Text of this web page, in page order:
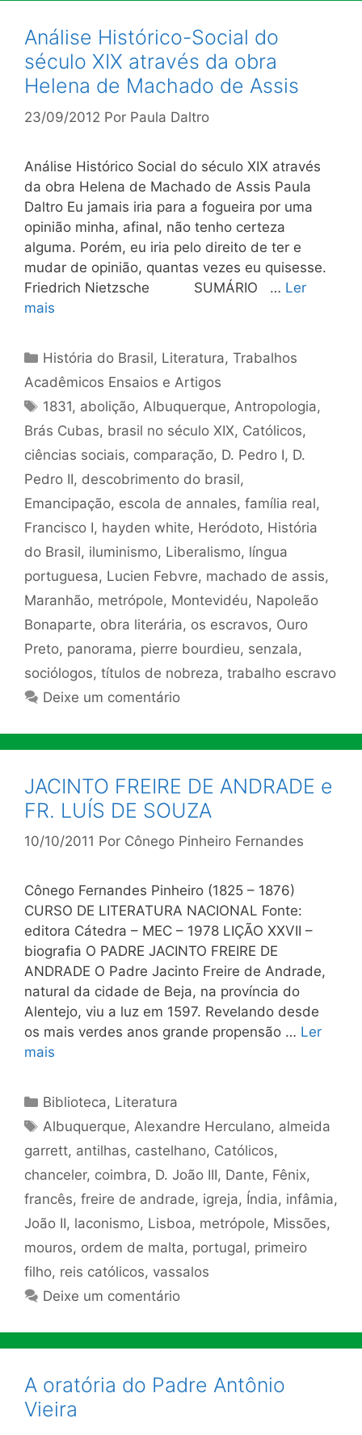
Análise Histórico-Social do
século XIX através da obra
Helena de Machado de Assis
23/09/2012 Por Paula Daltro
Análise Histórico Social do século XIX através
da obra Helena de Machado de Assis Paula
Daltro Eu jamais iria para a fogueira por uma
opinião minha, afinal, não tenho certeza
alguma. Porém, eu iria pelo direito de ter e
mudar de opinião, quantas vezes eu quisesse.
Friedrich Nietzsche SUMÁRIO … Ler
mais
Categorias
História do Brasil, Literatura,Trabalhos
Acadêmicos Ensaios e Artigos
Tags
1831, abolição, Albuquerque, Antropologia,
Brás Cubas, brasil no século XIX, Católicos,
ciências sociais, comparação, D. Pedro I, D.
Pedro II, descobrimento do brasil,
Emancipação, escola de annales, família real,
Francisco I, hayden white, Heródoto, História
do Brasil, iluminismo, Liberalismo, língua
portuguesa, Lucien Febvre, machado de assis,
Maranhão, metrópole, Montevidéu, Napoleão
Bonaparte, obra literária, os escravos, Ouro
Preto, panorama, pierre bourdieu, senzala,
sociólogos, títulos de nobreza, trabalho escravo
Deixe um comentário
JACINTO FREIRE DE ANDRADE e
FR. LUÍS DE SOUZA
10/10/2011 Por Cônego Pinheiro Fernandes
Cônego Fernandes Pinheiro (1825 – 1876)
CURSO DE LITERATURA NACIONAL Fonte:
editora Cátedra – MEC – 1978 LIÇÃO XXVII –
biografia O PADRE JACINTO FREIRE DE
ANDRADE O Padre Jacinto Freire de Andrade,
natural da cidade de Beja, na província do
Alentejo, viu a luz em 1597. Revelando desde
os mais verdes anos grande propensão … Ler
mais
Categorias
Biblioteca, Literatura
Tags
Albuquerque,Alexandre Herculano, almeida
garrett, antilhas, castelhano, Católicos,
chanceler, coimbra, D. João III, Dante, Fênix,
francês, freire de andrade, igreja, Índia, infâmia,
João II, laconismo, Lisboa, metrópole, Missões,
mouros, ordem de malta, portugal, primeiro
filho, reis católicos, vassalos
Deixe um comentário
A oratória do Padre Antônio
Vieira